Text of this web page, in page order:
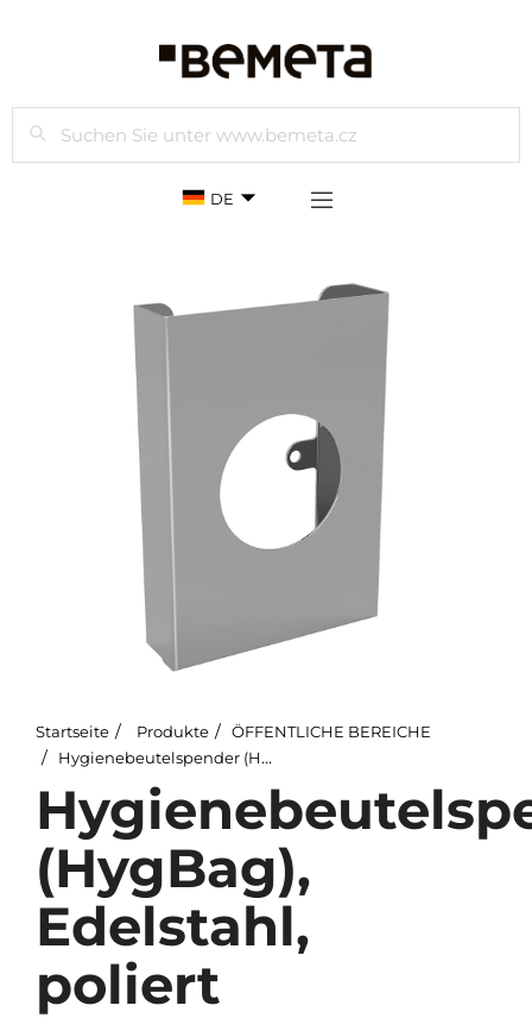
Suchen
DE
Startseite Produkte
ÖFFENTLICHE BEREICHE
Hygienebeutelspender (HygBag), Edelstahl, poliert
(HygBag),
Edelstahl,
poliert